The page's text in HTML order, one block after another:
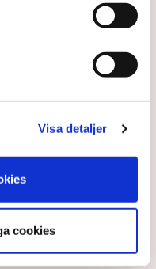
Visa detaljer
cookies
Svensk Torv, där
– den här